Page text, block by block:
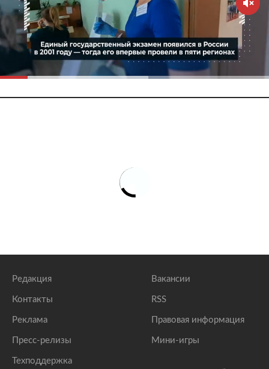
Редакция
Контакты
Реклама
Пресс-релизы
Техподдержка
Вакансии
RSS
Правовая информация
Мини-игры